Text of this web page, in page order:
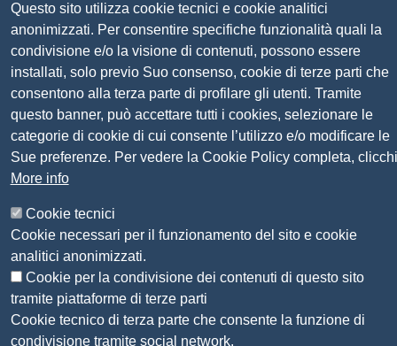
Pagare con PagoPA
Seguici su
Sito web
Amministrazione trasparente
Mappa del sito
Privacy
Dichiarazione di accessibilità
Feedback accessibilità
Siti tematici: Maremma e Tirreno Itinerari
© 2026 CAMERA DI COMMERCIO DELLA
MAREMMA E DEL TIRRENO
Questo sito utilizza cookie tecnici e cookie analitici
anonimizzati. Per consentire specifiche funzionalità quali la
condivisione e/o la visione di contenuti, possono essere
installati, solo previo Suo consenso, cookie di terze parti che
consentono alla terza parte di profilare gli utenti. Tramite
questo banner, può accettare tutti i cookies, selezionare le
categorie di cookie di cui consente l’utilizzo e/o modificare le
Sue preferenze. Per vedere la Cookie Policy completa, clicchi
More info
Cookie tecnici
Cookie necessari per il funzionamento del sito e cookie
analitici anonimizzati.
Cookie per la condivisione dei contenuti di questo sito
tramite piattaforme di terze parti
Cookie tecnico di terza parte che consente la funzione di
condivisione tramite social network.